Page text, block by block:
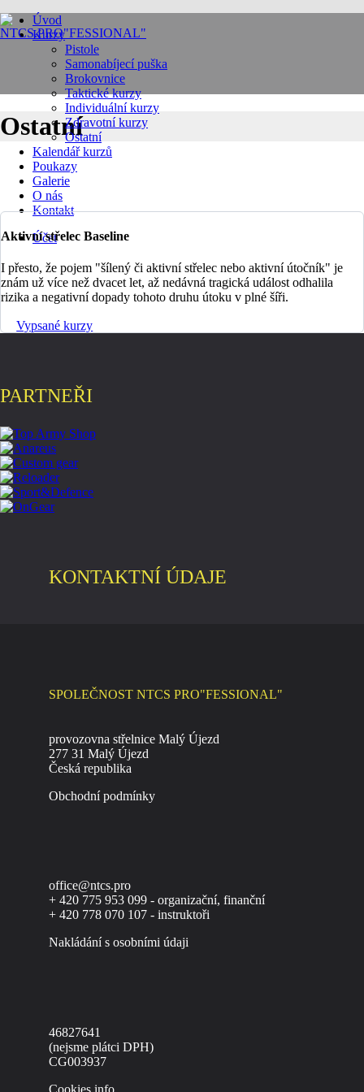
Úvod
Kurzy
Pistole
Samonabíjecí puška
Brokovnice
Taktické kurzy
Individuální kurzy
Zdravotní kurzy
Ostatní
Kalendář kurzů
Poukazy
Galerie
O nás
Kontakt
Účet
Ostatní
Aktivní střelec Baseline
I přesto, že pojem "šílený či aktivní střelec nebo aktivní útočník" je
znám už více než dvacet let, až nedávná tragická událost odhalila
rizika a negativní dopady tohoto druhu útoku v plné šíři.
Vypsané kurzy
PARTNEŘI
KONTAKTNÍ ÚDAJE
SPOLEČNOST NTCS PRO"FESSIONAL"
provozovna střelnice Malý Újezd
277 31 Malý Újezd
Česká republika
Obchodní podmínky
office@ntcs.pro
+ 420 775 953 099 - organizační, finanční
+ 420 778 070 107 - instruktoři
Nakládání s osobními údaji
46827641
(nejsme plátci DPH)
CG003937
Cookies info